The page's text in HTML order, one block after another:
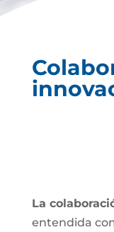
La
entendida